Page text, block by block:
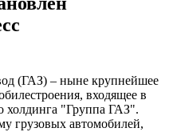
(ГАЗ) – ныне крупнейшее
входящее в
холдинга "Группа ГАЗ".
грузовых автомобилей,